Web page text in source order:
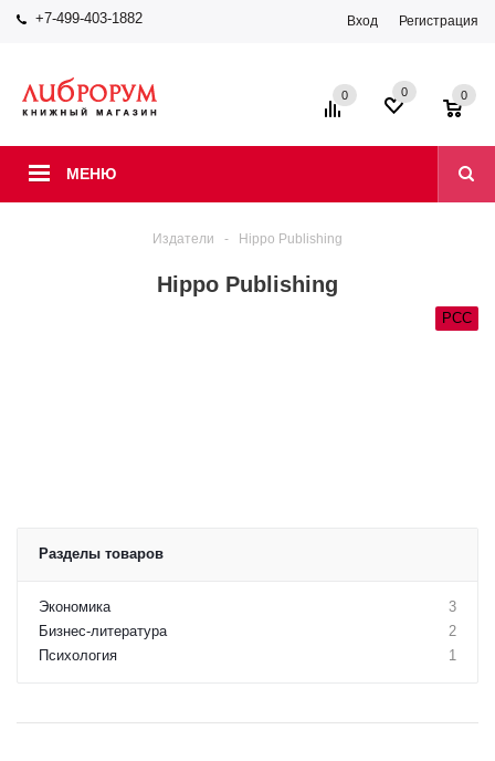
+7-499-403-1882 Вход Регистрация
МЕНЮ
0 0 0
Издатели - Hippo Publishing
Hippo Publishing
РСС
Разделы товаров
Экономика
3
Бизнес-литература
2
Психология
1